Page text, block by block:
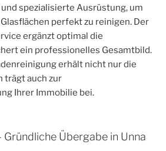
spezialisierte Ausrüstung, um
perfekt zu reinigen. Der
ergänzt optimal die
ein professionelles Gesamtbild.
erhält nicht nur die
trägt auch zur
Ihrer Immobilie bei.
Gründliche Übergabe in Unna